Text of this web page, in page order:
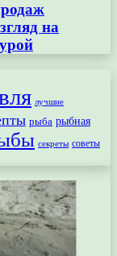
на
лучшие
рыба рыбная
секреты советы